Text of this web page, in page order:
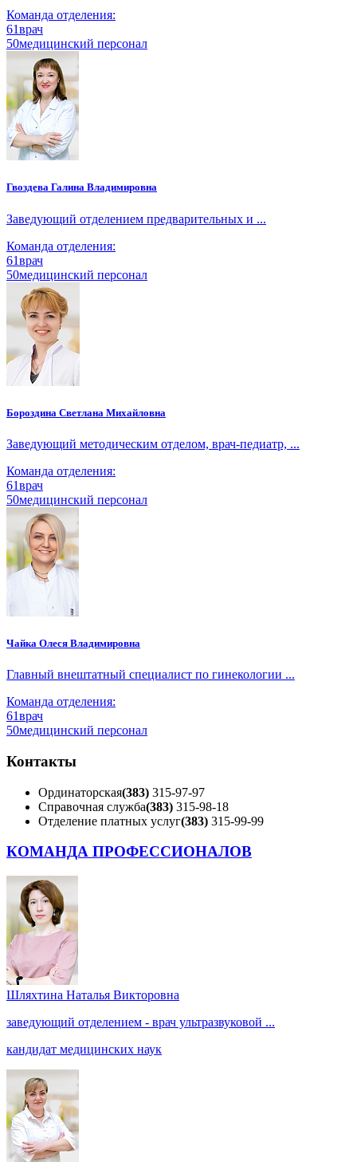
Команда отделения:
61врач
50медицинский персонал
Гвоздева Галина Владимировна
Заведующий отделением предварительных и ...
Команда отделения:
61врач
50медицинский персонал
Бороздина Светлана Михайловна
Заведующий методическим отделом, врач-педиатр, ...
Команда отделения:
61врач
50медицинский персонал
Чайка Олеся Владимировна
Главный внештатный специалист по гинекологии ...
Команда отделения:
61врач
50медицинский персонал
Контакты
Ординаторская(383) 315-97-97
Справочная служба(383) 315-98-18
Отделение платных услуг(383) 315-99-99
КОМАНДА ПРОФЕССИОНАЛОВ
Шляхтина Наталья Викторовна
заведующий отделением - врач ультразвуковой ...
кандидат медицинских наук